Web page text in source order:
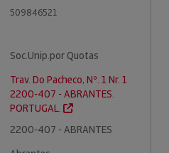
509846521
Soc.Unip.por Quotas
Trav. Do Pacheco, Nº. 1 Nr. 1
2200-407 - ABRANTES.
PORTUGAL.
2200-407 - ABRANTES